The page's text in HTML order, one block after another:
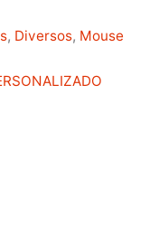
, Diversos, Mouse